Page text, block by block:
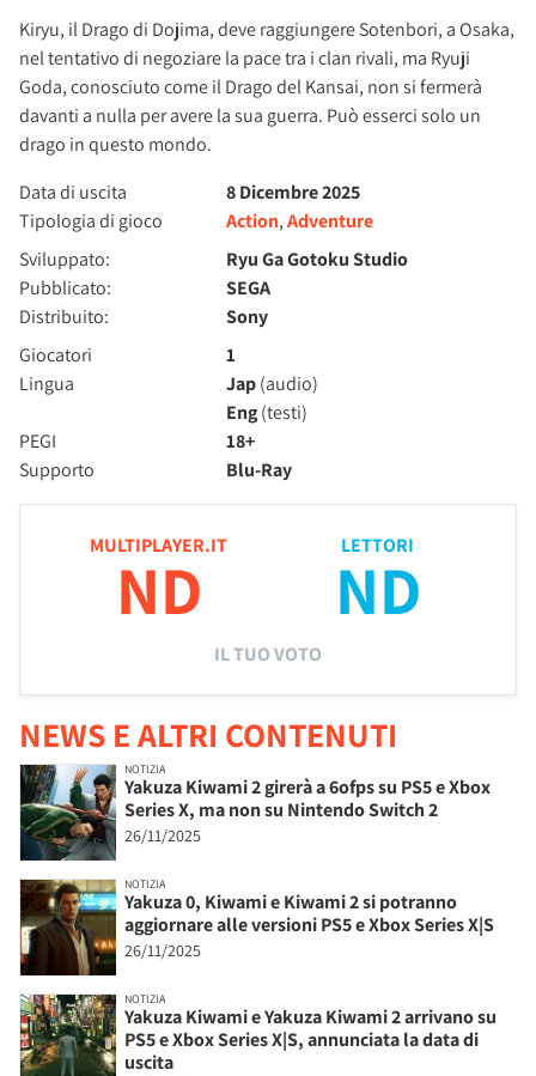
Kiryu, il Drago di Dojima, deve raggiungere Sotenbori, a Osaka,
nel tentativo di negoziare la pace tra i clan rivali, ma Ryuji
Goda, conosciuto come il Drago del Kansai, non si fermerà
davanti a nulla per avere la sua guerra. Può esserci solo un
drago in questo mondo.
Data di uscita
8 Dicembre 2025
Tipologia di gioco
Action,Adventure
Sviluppato:
Ryu Ga Gotoku Studio
Pubblicato:
SEGA
Distribuito:
Sony
Giocatori
1
Lingua
Jap(audio)
Eng(testi)
PEGI
18+
Supporto
Blu-Ray
MULTIPLAYER.IT
ND
LETTORI
ND
IL TUO VOTO
NEWS E ALTRI CONTENUTI
NOTIZIA
Yakuza Kiwami 2 girerà a 6ofps su PS5 e Xbox
Series X, ma non su Nintendo Switch 2
26/11/2025
NOTIZIA
Yakuza 0, Kiwami e Kiwami 2 si potranno
aggiornare alle versioni PS5 e Xbox Series X|S
26/11/2025
NOTIZIA
Yakuza Kiwami e Yakuza Kiwami 2 arrivano su
PS5 e Xbox Series X|S, annunciata la data di
uscita